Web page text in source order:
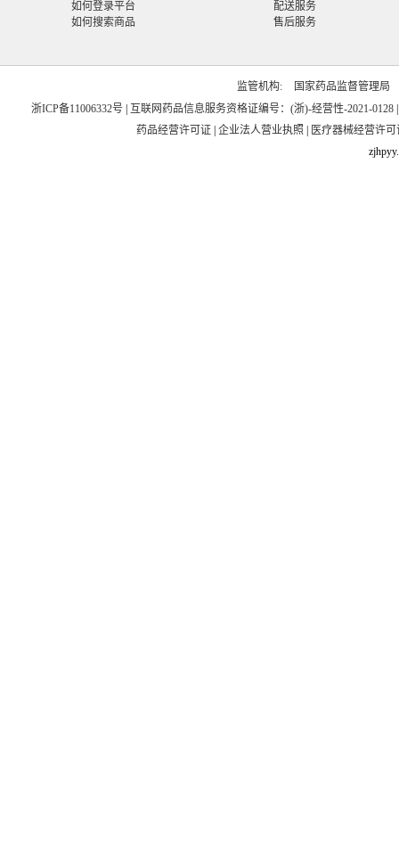
如何登录平台
如何搜索商品
配送服务
售后服务
监管机构:
国家药品监督管理局
浙ICP备11006332号
互联网药品信息服务资格证编号：(浙)-经营性-2021-0128
药品经营许可证
企业法人营业执照
医疗器械经营许可